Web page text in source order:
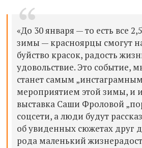
«До 30 января — то есть все
зимы — красноярцы смогут
буйство красок, радость
удовольствие. Это событие,
станет самым
мероприятием этой зимы, и
выставка Саши Фроловой
соцсети, а люди будут
об увиденных сюжетах друг
рода маленький